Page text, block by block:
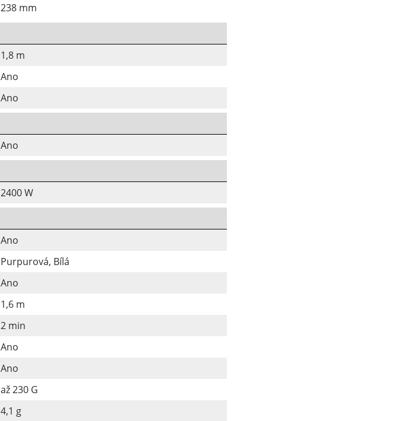
238 mm
1,8 m
Ano
Ano
Ano
2400 W
Ano
Purpurová, Bílá
Ano
1,6 m
2 min
Ano
Ano
až 230 G
4,1 g